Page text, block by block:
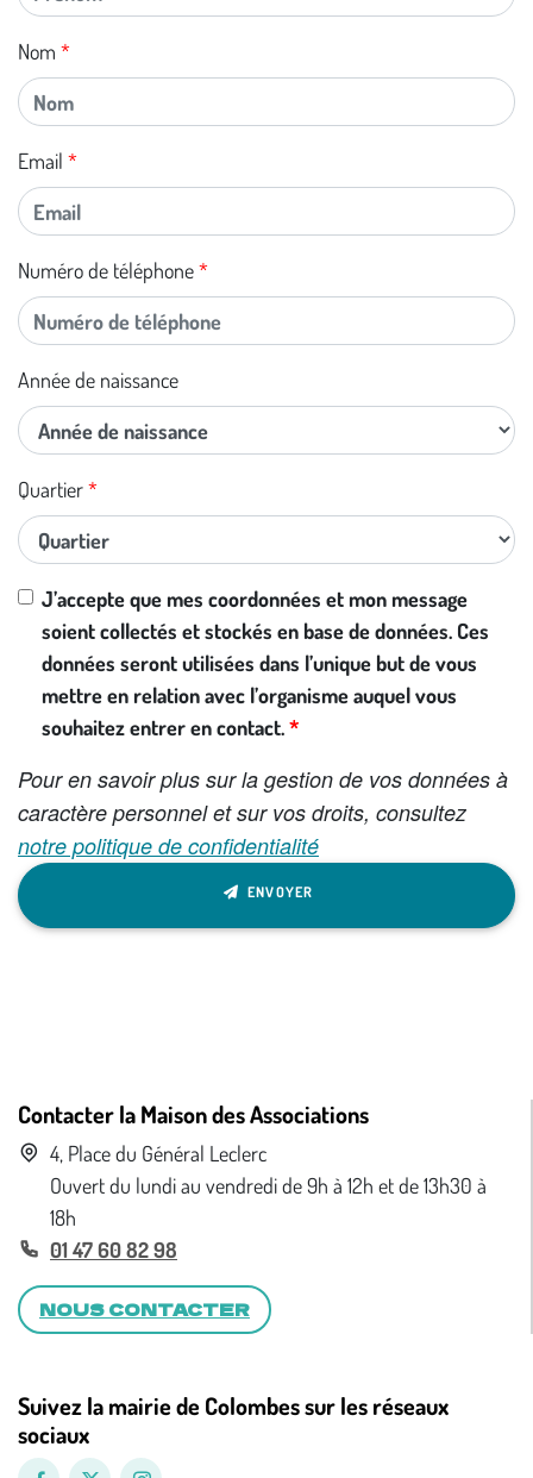
Nom
Email
Numéro de téléphone
Année de naissance
Quartier
J’accepte que mes coordonnées et mon message
soient collectés et stockés en base de données. Ces
données seront utilisées dans l’unique but de vous
mettre en relation avec l’organisme auquel vous
souhaitez entrer en contact.
Pour en savoir plus sur la gestion de vos données à
caractère personnel et sur vos droits, consultez
notre politique de confidentialité
ENVOYER
Contacter la Maison des Associations
4, Place du Général Leclerc
Ouvert du lundi au vendredi de 9h à 12h et de 13h30 à
18h
01 47 60 82 98
NOUS CONTACTER
Suivez la mairie de Colombes sur les réseaux
sociaux